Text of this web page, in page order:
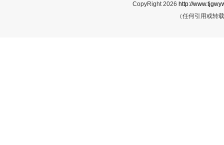
CopyRight 2026 http://
（任何引用或转